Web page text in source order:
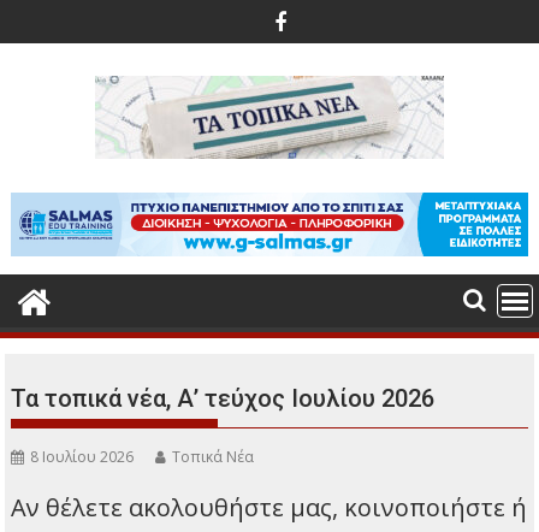
στο
περιεχόμενο
Τα τοπικά νέα, Α’ τεύχος Ιουλίου 2026
8 Ιουλίου 2026 Τοπικά Νέα
Αν θέλετε ακολουθήστε μας, κοινοποιήστε ή